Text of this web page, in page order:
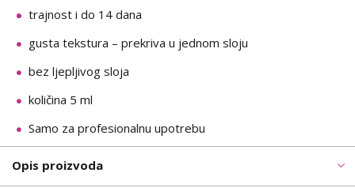
trajnost i do 14 dana
gusta tekstura – prekriva u jednom sloju
bez ljepljivog sloja
količina 5 ml
Samo za profesionalnu upotrebu
Opis proizvoda